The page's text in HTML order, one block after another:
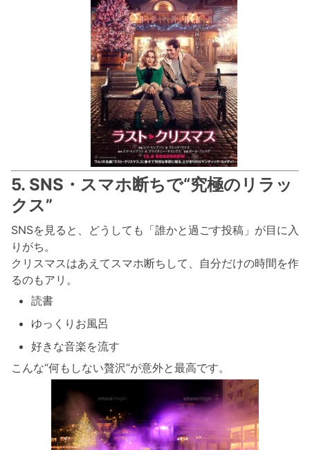
5. SNS・スマホ断ちで“究極のリラッ
クス”
SNSを見ると、どうしても「誰かと過ごす投稿」が目に入
りがち。
クリスマスはあえてスマホ断ちして、自分だけの時間を作
るのもアリ。
読書
ゆっくりお風呂
好きな音楽を流す
こんな“何もしない贅沢”が意外と最高です。